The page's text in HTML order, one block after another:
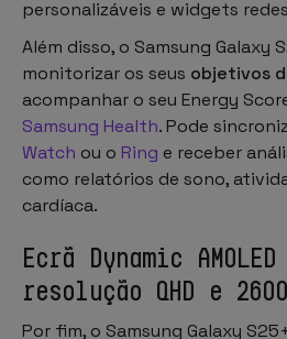
personalizáveis e widgets
Além disso, o Samsung Galaxy
monitorizar os seus objetivos
acompanhar o seu Energy
Samsung Health. Pode
Watch ou o Ring e receber
como relatórios de sono,
cardíaca.
Ecrã Dynamic
resolução QHD e
Por fim, o Samsung Galaxy